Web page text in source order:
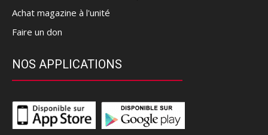
Achat magazine à l'unité
Faire un don
NOS APPLICATIONS